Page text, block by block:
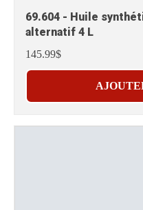
69.604 - Huile
alternatif 4 L
145.99$